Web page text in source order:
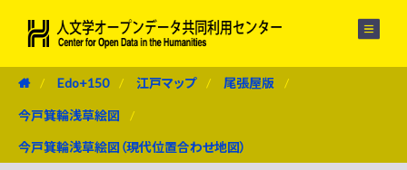
Edo+150 江戸マップ 尾張屋版
今戸箕輪浅草絵図
今戸箕輪浅草絵図（現代位置合わせ地図）